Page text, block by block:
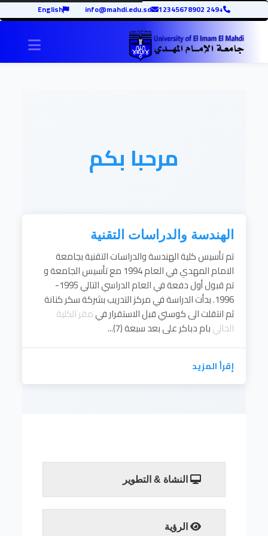
+249 12345678902
info@mahdi.edu.sd
English
مرحبا بكم
الهندسة والدراسات التقنية
تم تأسيس كلية الهندسة والدراسات التقنية بجامعة
الامام المهدي في العام 1994 مع تأسيس الجامعة و
تم قبول أول دفعة في العام الدراسي التالي 1995-
1996. بدأت الدراسة في مركز التدريب بشركة سكر كنانة
ثم انتقلت الى كوستي قبل الاستقرار فيمقر الكلية
الحاليبام دباكر على بعد سبعة (7)...
إقرأ المزيد
النشاة & التطوير
إقرأ المزيد
الرؤية